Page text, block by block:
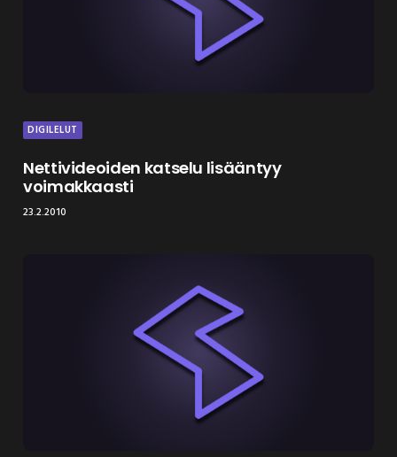
DIGILELUT
Nettivideoiden katselu lisääntyy
voimakkaasti
23.2.2010